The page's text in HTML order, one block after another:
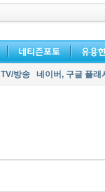
TV/방송 네이버, 구글 플